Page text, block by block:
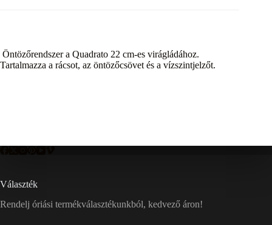
Öntözőrendszer a Quadrato 22 cm-es virágládához.
Tartalmazza a rácsot, az öntözőcsövet és a vízszintjelzőt.
Választék
Rendelj óriási termékválasztékunkból, kedvező áron!